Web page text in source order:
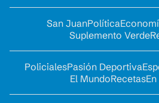
San JuanPolítica
Suplemento Verde
PolicialesPasión Deportiva
El MundoRecetas